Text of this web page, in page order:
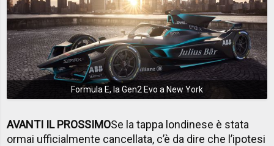
Formula E, la Gen2 Evo a New York
AVANTI IL PROSSIMOSe la tappa londinese è stata
ormai ufficialmente cancellata, c’è da dire che l’ipotesi